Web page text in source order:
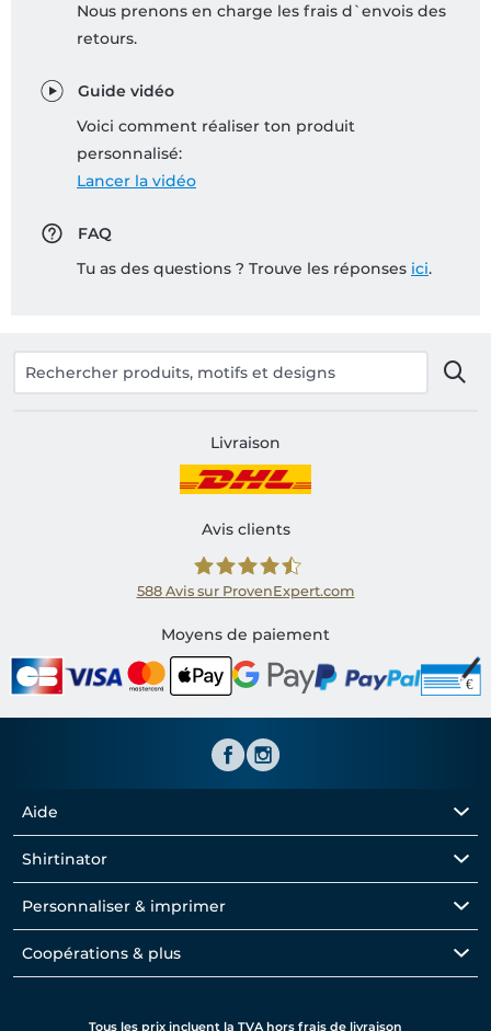
Nous prenons en charge les frais d`envois des
retours.
Guide vidéo
Voici comment réaliser ton produit
personnalisé:
Lancer la vidéo
FAQ
Tu as des questions ? Trouve les réponses ici.
Livraison
Avis clients
Shirtinator FR
588 Avis sur ProvenExpert.com
Moyens de paiement
Aide
Shirtinator
Personnaliser & imprimer
Coopérations & plus
Tous les prix incluent la TVA hors frais de livraison